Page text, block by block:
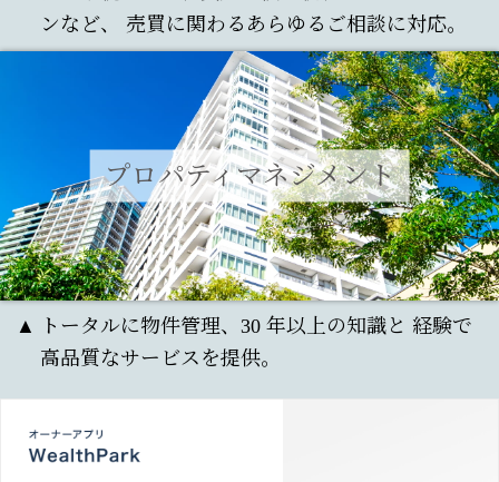
ンなど、
売買に関わるあらゆるご相談に対応。
プロパティマネジメント
トータルに物件管理、30 年以上の知識と 経験で
高品質なサービスを提供。
貸したい
これから賃貸経営をお考えの
方すでに建物を建築中の方
賃貸経営でお悩みの方
借りたい
三井ホームエステートの賃貸
物件の検索
法人さま向け社宅用物件のご
紹介
事業用物件のご案内
売りたい・買いたい
売却までの流れ
ご購入までの流れ
SumStock（スムストック）
収益用不動産の売買
プロパティマネジメント
サービス内容
事例のご紹介